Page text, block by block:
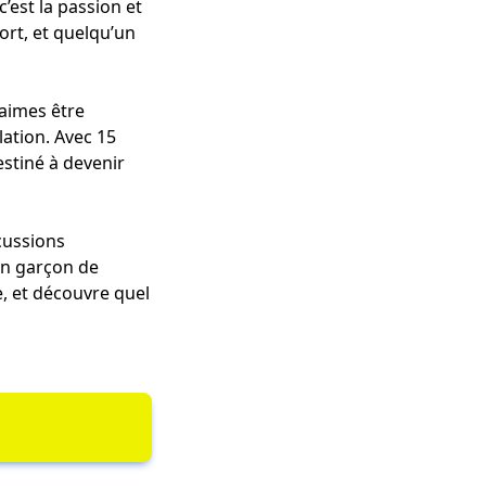
la passion et
et quelqu’un
être
Avec 15
à devenir
garçon de
et découvre quel